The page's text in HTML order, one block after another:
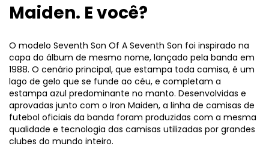
Maiden. E você?
O modelo Seventh Son Of A Seventh Son foi inspirado na
capa do álbum de mesmo nome, lançado pela banda em
1988. O cenário principal, que estampa toda camisa, é um
lago de gelo que se funde ao céu, e completam a
estampa azul predominante no manto. Desenvolvidas e
aprovadas junto com o Iron Maiden, a linha de camisas de
futebol oficiais da banda foram produzidas com a mesma
qualidade e tecnologia das camisas utilizadas por grandes
clubes do mundo inteiro.